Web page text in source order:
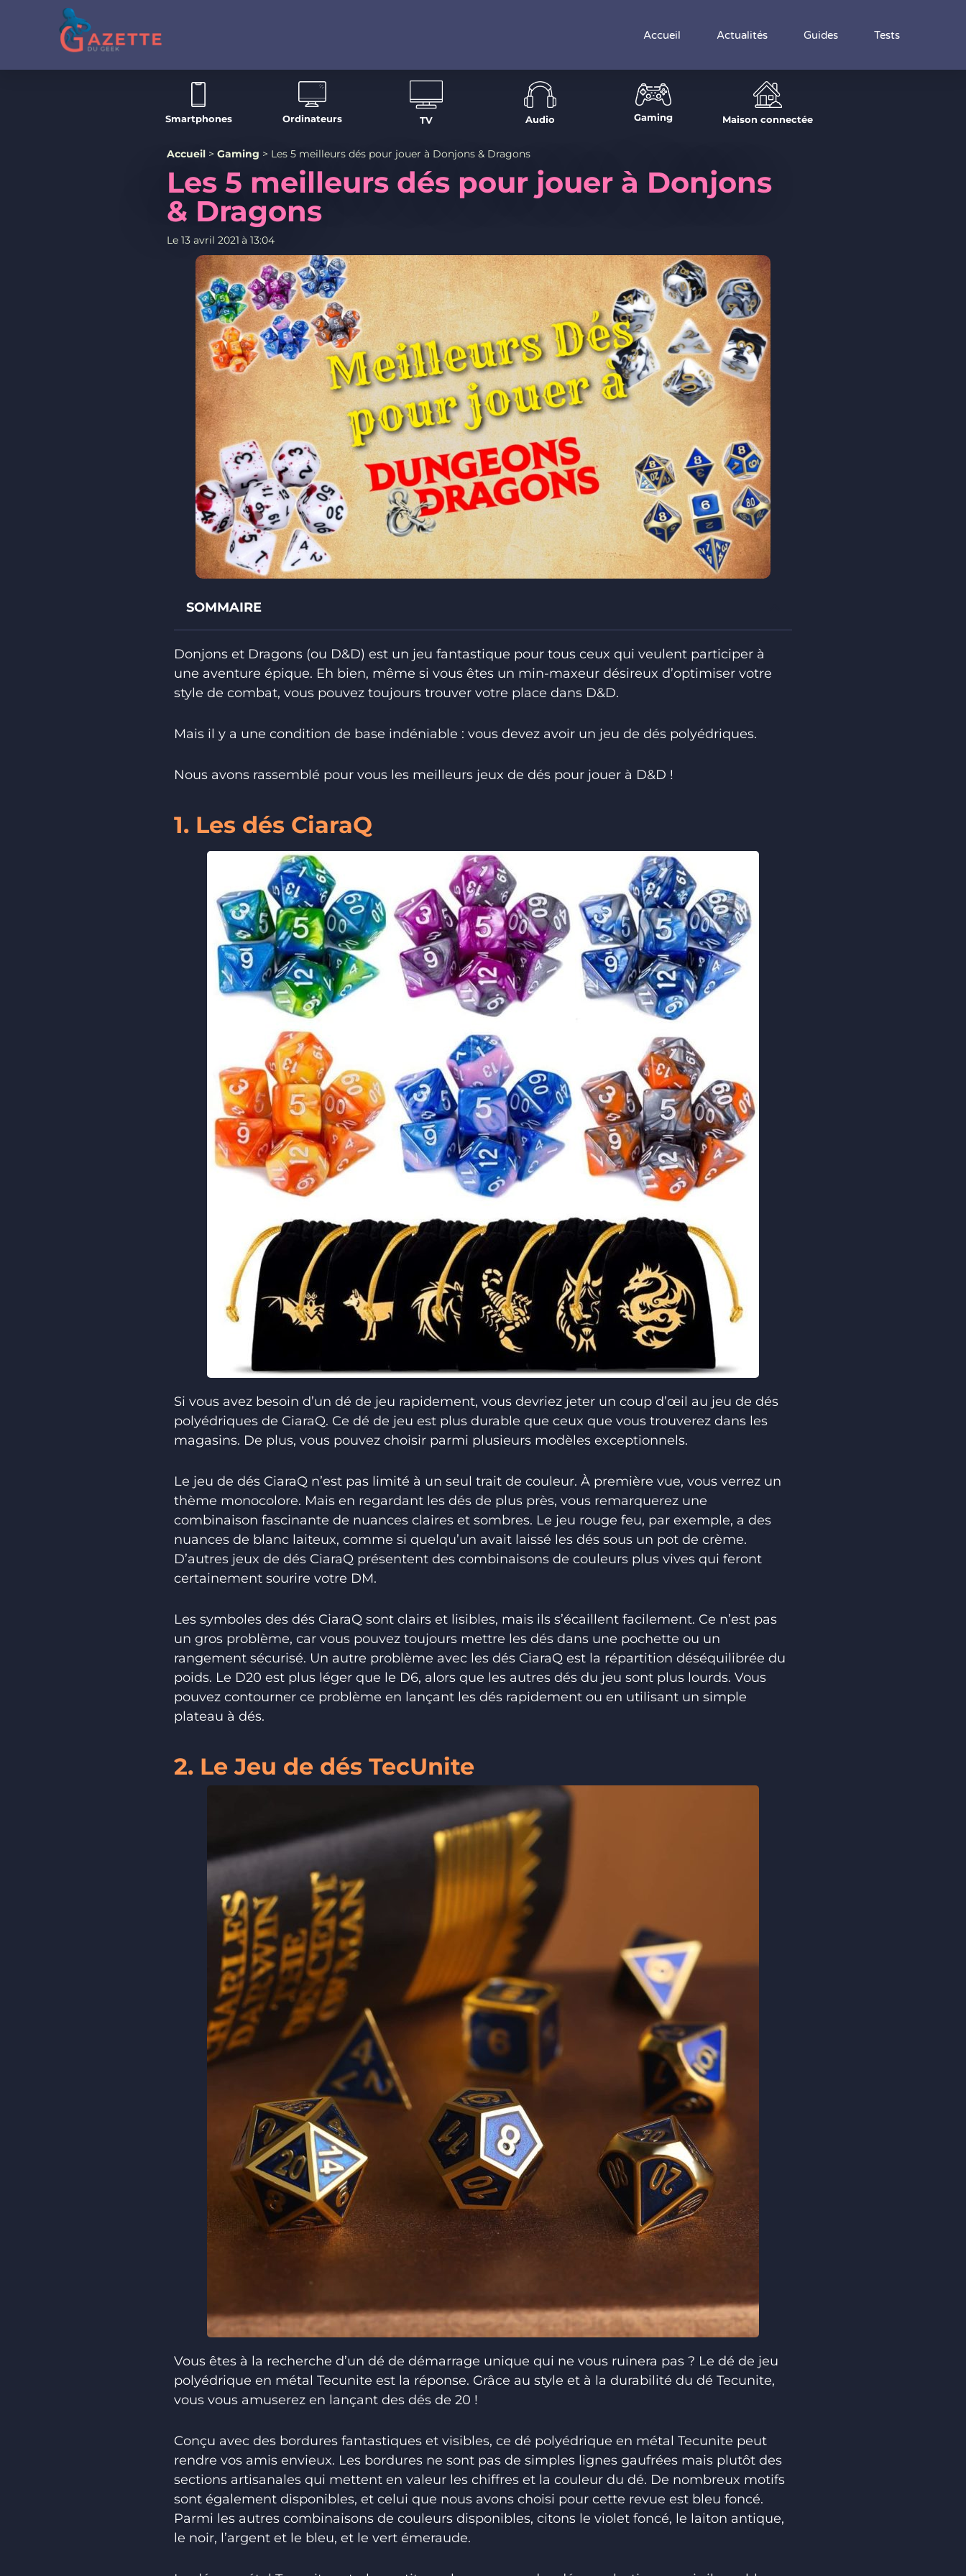
Accueil Actualités Guides Tests
Smartphones Ordinateurs TV Audio Gaming Maison connectée
Accueil > Gaming > Les 5 meilleurs dés pour jouer à Donjons & Dragons
Les 5 meilleurs dés pour jouer à Donjons
& Dragons
Le 13 avril 2021 à 13:04
SOMMAIRE
Donjons et Dragons (ou D&D) est un jeu fantastique pour tous ceux qui veulent participer à
une aventure épique. Eh bien, même si vous êtes un min-maxeur désireux d’optimiser votre
style de combat, vous pouvez toujours trouver votre place dans D&D.
Mais il y a une condition de base indéniable : vous devez avoir un jeu de dés polyédriques.
Nous avons rassemblé pour vous les meilleurs jeux de dés pour jouer à D&D !
1. Les dés CiaraQ
Si vous avez besoin d’un dé de jeu rapidement, vous devriez jeter un coup d’œil au jeu de dés
polyédriques de CiaraQ. Ce dé de jeu est plus durable que ceux que vous trouverez dans les
magasins. De plus, vous pouvez choisir parmi plusieurs modèles exceptionnels.
Le jeu de dés CiaraQ n’est pas limité à un seul trait de couleur. À première vue, vous verrez un
thème monocolore. Mais en regardant les dés de plus près, vous remarquerez une
combinaison fascinante de nuances claires et sombres. Le jeu rouge feu, par exemple, a des
nuances de blanc laiteux, comme si quelqu’un avait laissé les dés sous un pot de crème.
D’autres jeux de dés CiaraQ présentent des combinaisons de couleurs plus vives qui feront
certainement sourire votre DM.
Les symboles des dés CiaraQ sont clairs et lisibles, mais ils s’écaillent facilement. Ce n’est pas
un gros problème, car vous pouvez toujours mettre les dés dans une pochette ou un
rangement sécurisé. Un autre problème avec les dés CiaraQ est la répartition déséquilibrée du
poids. Le D20 est plus léger que le D6, alors que les autres dés du jeu sont plus lourds. Vous
pouvez contourner ce problème en lançant les dés rapidement ou en utilisant un simple
plateau à dés.
2. Le Jeu de dés TecUnite
Vous êtes à la recherche d’un dé de démarrage unique qui ne vous ruinera pas ? Le dé de jeu
polyédrique en métal Tecunite est la réponse. Grâce au style et à la durabilité du dé Tecunite,
vous vous amuserez en lançant des dés de 20 !
Conçu avec des bordures fantastiques et visibles, ce dé polyédrique en métal Tecunite peut
rendre vos amis envieux. Les bordures ne sont pas de simples lignes gaufrées mais plutôt des
sections artisanales qui mettent en valeur les chiffres et la couleur du dé. De nombreux motifs
sont également disponibles, et celui que nous avons choisi pour cette revue est bleu foncé.
Parmi les autres combinaisons de couleurs disponibles, citons le violet foncé, le laiton antique,
le noir, l’argent et le bleu, et le vert émeraude.